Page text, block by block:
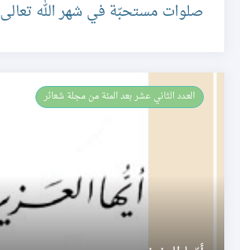
صلوات مستحبّة في شهر الله تعالى
العـدد الثاني عشر بعد المئة من مجلة شعائر